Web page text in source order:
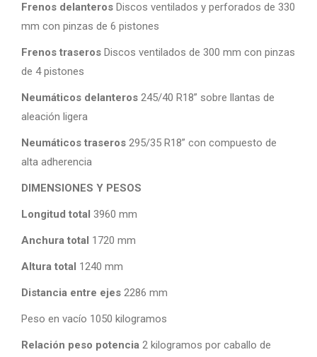
Frenos delanteros Discos ventilados y perforados de 330
mm con pinzas de 6 pistones
Frenos traseros Discos ventilados de 300 mm con pinzas
de 4 pistones
Neumáticos delanteros 245/40 R18” sobre llantas de
aleación ligera
Neumáticos traseros 295/35 R18” con compuesto de
alta adherencia
DIMENSIONES Y PESOS
Longitud total 3960 mm
Anchura total 1720 mm
Altura total 1240 mm
Distancia entre ejes 2286 mm
Peso en vacío 1050 kilogramos
Relación peso potencia 2 kilogramos por caballo de